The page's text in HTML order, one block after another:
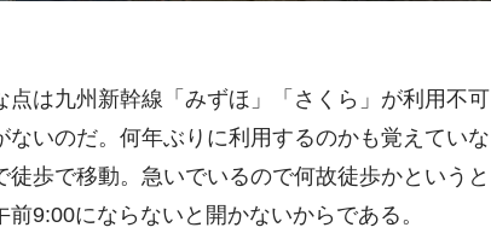
は九州新幹線「みずほ」「さくら」が利用不可
いのだ。何年ぶりに利用するのかも覚えていな
歩で移動。急いでいるので何故徒歩かというと
9:00にならないと開かないからである。